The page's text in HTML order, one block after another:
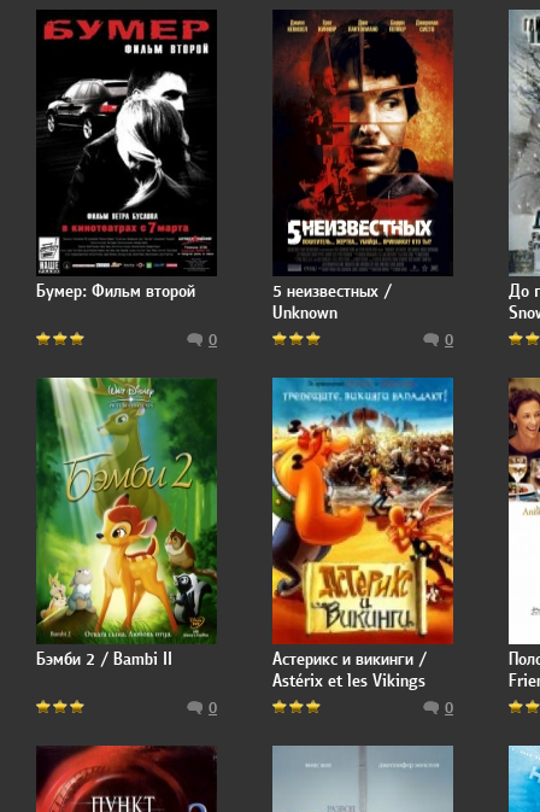
Бумер: Фильм второй
0
5 неизвестных /
Unknown
0
До
Бэмби 2 / Bambi II
0
Астерикс и викинги /
Astérix et les Vikings
0